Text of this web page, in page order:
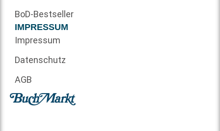
BoD-Bestseller
IMPRESSUM
Impressum
Datenschutz
AGB